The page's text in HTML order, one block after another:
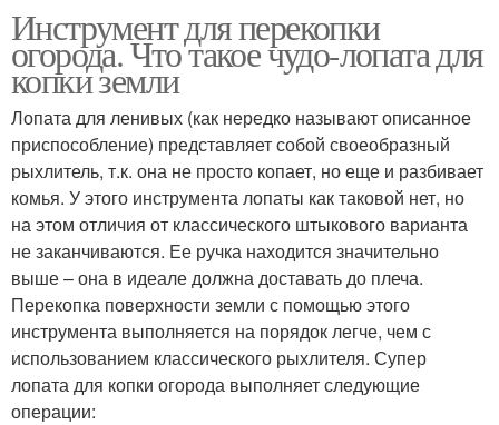
Инструмент для перекопки
огорода. Что такое чудо-лопата для
копки земли
Лопата для ленивых (как нередко называют описанное
приспособление) представляет собой своеобразный
рыхлитель, т.к. она не просто копает, но еще и разбивает
комья. У этого инструмента лопаты как таковой нет, но
на этом отличия от классического штыкового варианта
не заканчиваются. Ее ручка находится значительно
выше – она в идеале должна доставать до плеча.
Перекопка поверхности земли с помощью этого
инструмента выполняется на порядок легче, чем с
использованием классического рыхлителя. Супер
лопата для копки огорода выполняет следующие
операции: